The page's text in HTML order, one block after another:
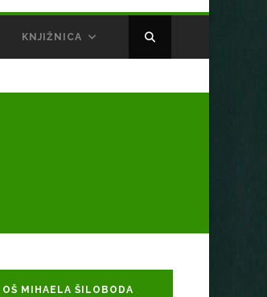
KNJIŽNICA
OŠ MIHAELA ŠILOBODA